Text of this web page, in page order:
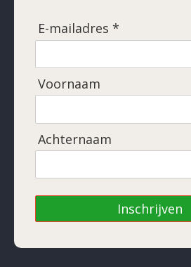
E-mailadres *
Voornaam
Achternaam
Inschrijven